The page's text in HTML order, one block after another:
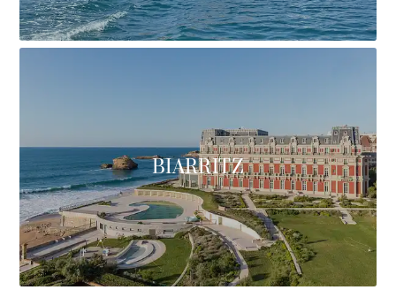
BIARRITZ